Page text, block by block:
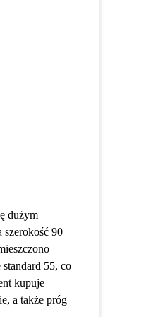
dużym
90
55, co
kupuje
a także próg